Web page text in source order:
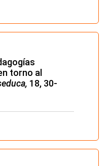
torno al
, 18, 30-